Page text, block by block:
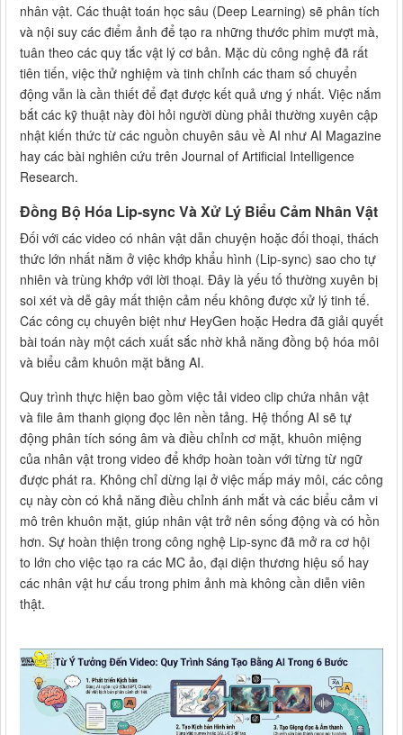
nhân vật. Các thuật toán học sâu (Deep Learning) sẽ phân tích
và nội suy các điểm ảnh để tạo ra những thước phim mượt mà,
tuân theo các quy tắc vật lý cơ bản. Mặc dù công nghệ đã rất
tiên tiến, việc thử nghiệm và tinh chỉnh các tham số chuyển
động vẫn là cần thiết để đạt được kết quả ưng ý nhất. Việc nắm
bắt các kỹ thuật này đòi hỏi người dùng phải thường xuyên cập
nhật kiến thức từ các nguồn chuyên sâu về AI như AI Magazine
hay các bài nghiên cứu trên Journal of Artificial Intelligence
Research.
Đồng Bộ Hóa Lip-sync Và Xử Lý Biểu Cảm Nhân Vật
Đối với các video có nhân vật dẫn chuyện hoặc đối thoại, thách
thức lớn nhất nằm ở việc khớp khẩu hình (Lip-sync) sao cho tự
nhiên và trùng khớp với lời thoại. Đây là yếu tố thường xuyên bị
soi xét và dễ gây mất thiện cảm nếu không được xử lý tinh tế.
Các công cụ chuyên biệt như HeyGen hoặc Hedra đã giải quyết
bài toán này một cách xuất sắc nhờ khả năng đồng bộ hóa môi
và biểu cảm khuôn mặt bằng AI.
Quy trình thực hiện bao gồm việc tải video clip chứa nhân vật
và file âm thanh giọng đọc lên nền tảng. Hệ thống AI sẽ tự
động phân tích sóng âm và điều chỉnh cơ mặt, khuôn miệng
của nhân vật trong video để khớp hoàn toàn với từng từ ngữ
được phát ra. Không chỉ dừng lại ở việc mấp máy môi, các công
cụ này còn có khả năng điều chỉnh ánh mắt và các biểu cảm vi
mô trên khuôn mặt, giúp nhân vật trở nên sống động và có hồn
hơn. Sự hoàn thiện trong công nghệ Lip-sync đã mở ra cơ hội
to lớn cho việc tạo ra các MC ảo, đại diện thương hiệu số hay
các nhân vật hư cấu trong phim ảnh mà không cần diễn viên
thật.